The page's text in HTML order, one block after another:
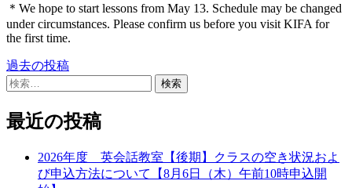
＊We hope to start lessons from May 13. Schedule may be changed
under circumstances. Please confirm us before you visit KIFA for
the first time.
投
稿
ナ
過去の投稿
検
最近の投稿
2026年度 英会話教室【後期】クラスの空き状況およ
び申込方法について【8月6日（木）午前10時申込開